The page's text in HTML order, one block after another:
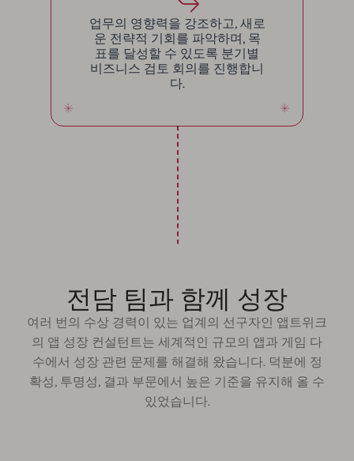
업무의 영향력을 강조하고, 새로
운 전략적 기회를 파악하며, 목
표를 달성할 수 있도록 분기별
비즈니스 검토 회의를 진행합니
다.
전담 팀과 함께 성장
여러 번의 수상 경력이 있는 업계의 선구자인 앱트위크
의 앱 성장 컨설턴트는 세계적인 규모의 앱과 게임 다
수에서 성장 관련 문제를 해결해 왔습니다. 덕분에 정
확성, 투명성, 결과 부문에서 높은 기준을 유지해 올 수
있었습니다.